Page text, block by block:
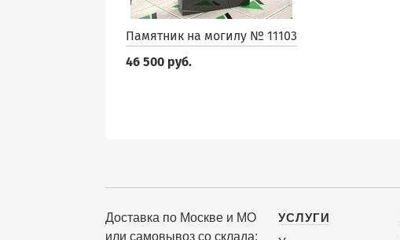
Памятник на могилу № 11103
46 500 руб.
Доставка по Москве и МО
или самовывоз со склада:
УСЛУГИ